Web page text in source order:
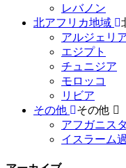
レバノン
北アフリカ地域
アルジェリ
エジプト
チュニジア
モロッコ
リビア
その他
その他
アフガニス
イスラーム